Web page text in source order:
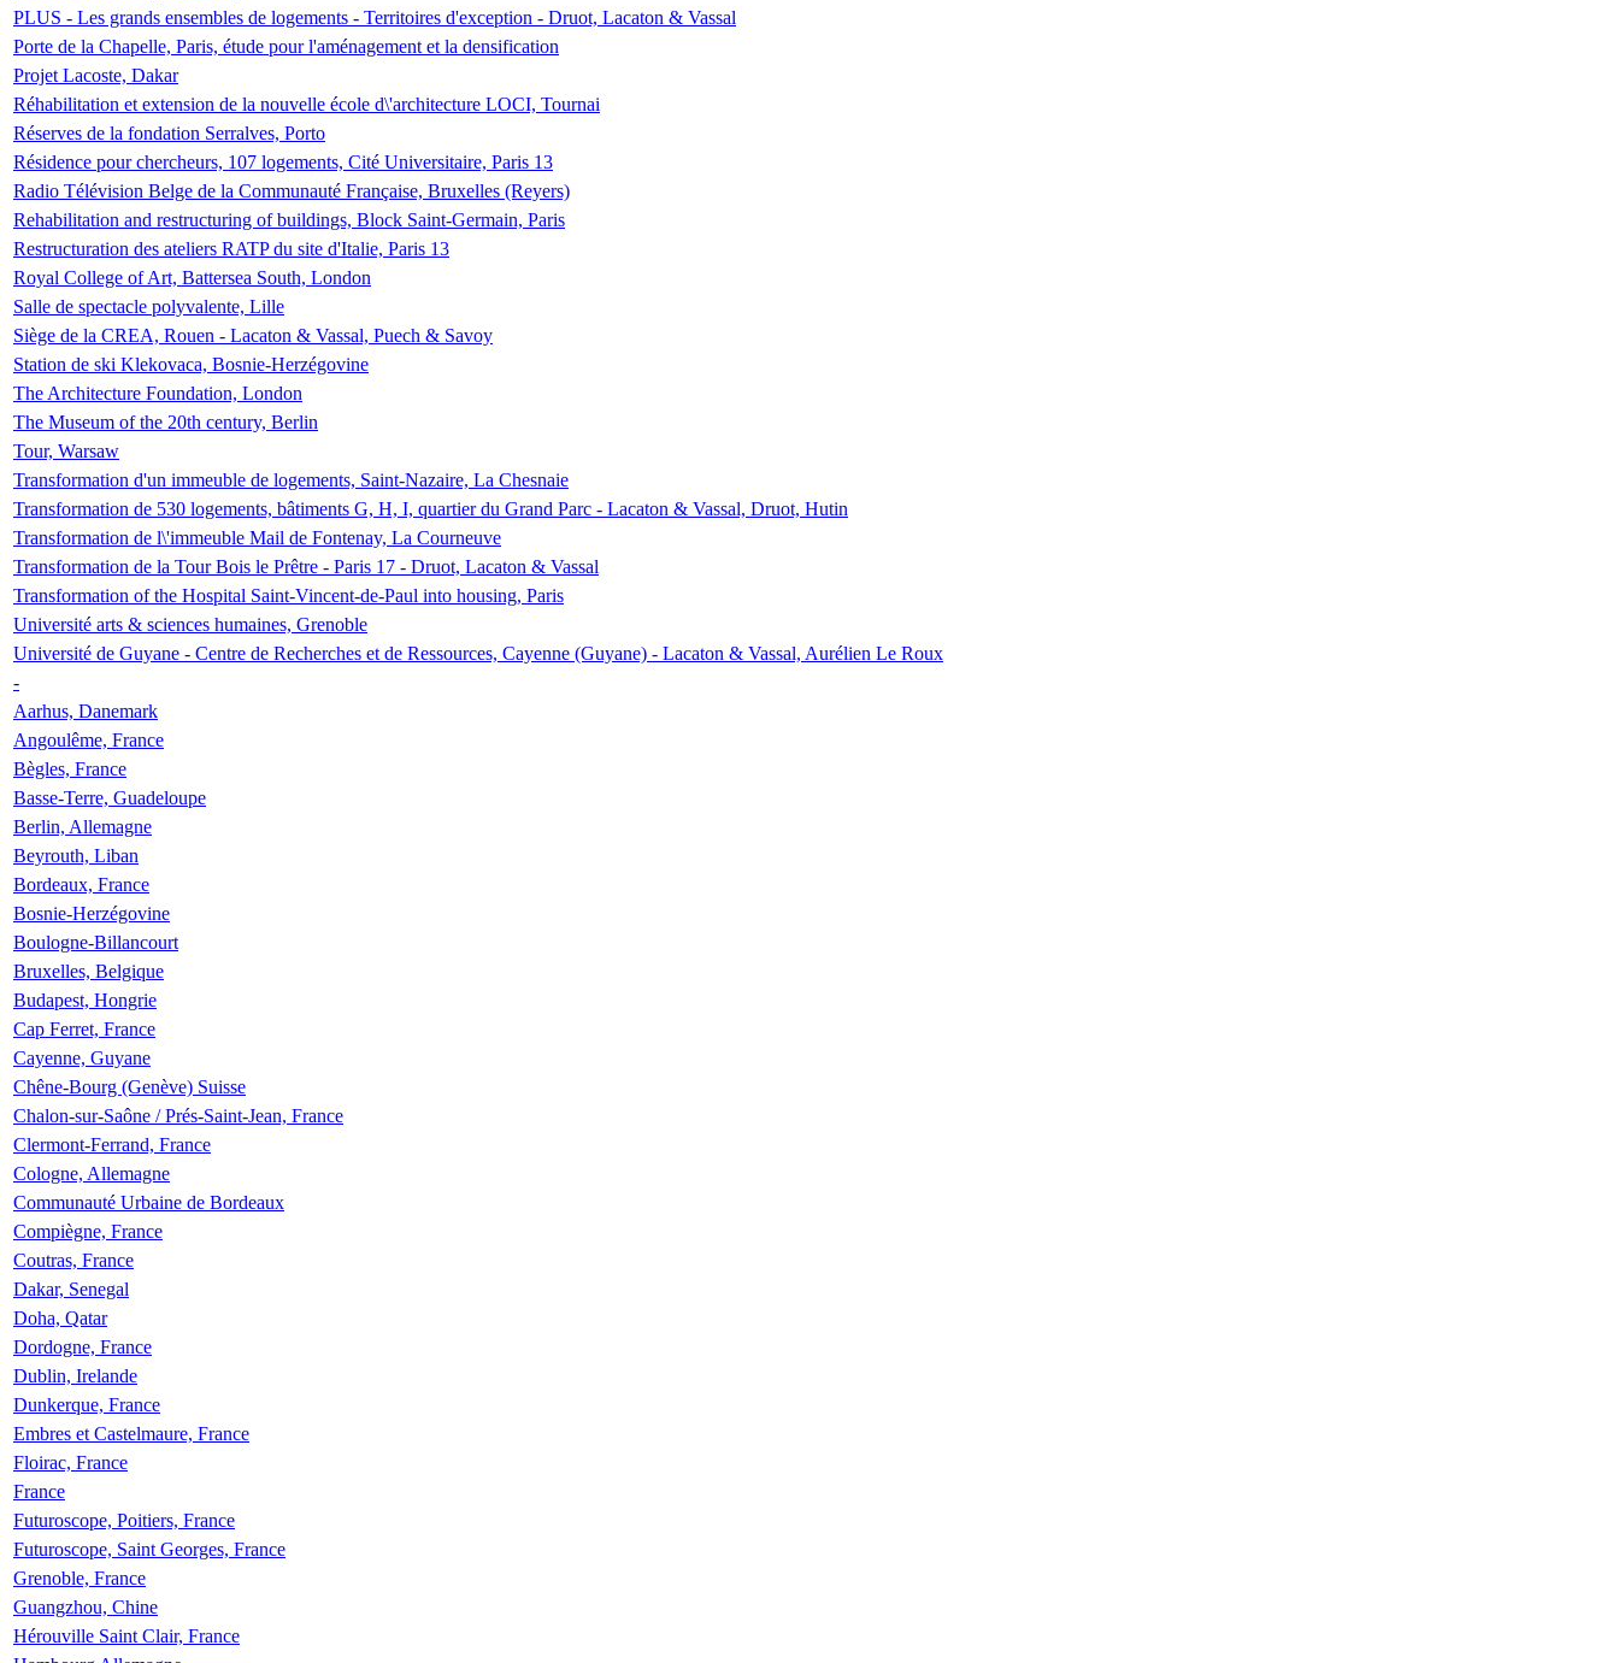
PLUS - Les grands ensembles de logements - Territoires d'exception - Druot, Lacaton & Vassal
Porte de la Chapelle, Paris, étude pour l'aménagement et la densification
Projet Lacoste, Dakar
Réhabilitation et extension de la nouvelle école d\'architecture LOCI, Tournai
Réserves de la fondation Serralves, Porto
Résidence pour chercheurs, 107 logements, Cité Universitaire, Paris 13
Radio Télévision Belge de la Communauté Française, Bruxelles (Reyers)
Rehabilitation and restructuring of buildings, Block Saint-Germain, Paris
Restructuration des ateliers RATP du site d'Italie, Paris 13
Royal College of Art, Battersea South, London
Salle de spectacle polyvalente, Lille
Siège de la CREA, Rouen - Lacaton & Vassal, Puech & Savoy
Station de ski Klekovaca, Bosnie-Herzégovine
The Architecture Foundation, London
The Museum of the 20th century, Berlin
Tour, Warsaw
Transformation d'un immeuble de logements, Saint-Nazaire, La Chesnaie
Transformation de 530 logements, bâtiments G, H, I, quartier du Grand Parc - Lacaton & Vassal, Druot, Hutin
Transformation de l\'immeuble Mail de Fontenay, La Courneuve
Transformation de la Tour Bois le Prêtre - Paris 17 - Druot, Lacaton & Vassal
Transformation of the Hospital Saint-Vincent-de-Paul into housing, Paris
Université arts & sciences humaines, Grenoble
Université de Guyane - Centre de Recherches et de Ressources, Cayenne (Guyane) - Lacaton & Vassal, Aurélien Le Roux
-
Aarhus, Danemark
Angoulême, France
Bègles, France
Basse-Terre, Guadeloupe
Berlin, Allemagne
Beyrouth, Liban
Bordeaux, France
Bosnie-Herzégovine
Boulogne-Billancourt
Bruxelles, Belgique
Budapest, Hongrie
Cap Ferret, France
Cayenne, Guyane
Chêne-Bourg (Genève) Suisse
Chalon-sur-Saône / Prés-Saint-Jean, France
Clermont-Ferrand, France
Cologne, Allemagne
Communauté Urbaine de Bordeaux
Compiègne, France
Coutras, France
Dakar, Senegal
Doha, Qatar
Dordogne, France
Dublin, Irelande
Dunkerque, France
Embres et Castelmaure, France
Floirac, France
France
Futuroscope, Poitiers, France
Futuroscope, Saint Georges, France
Grenoble, France
Guangzhou, Chine
Hérouville Saint Clair, France